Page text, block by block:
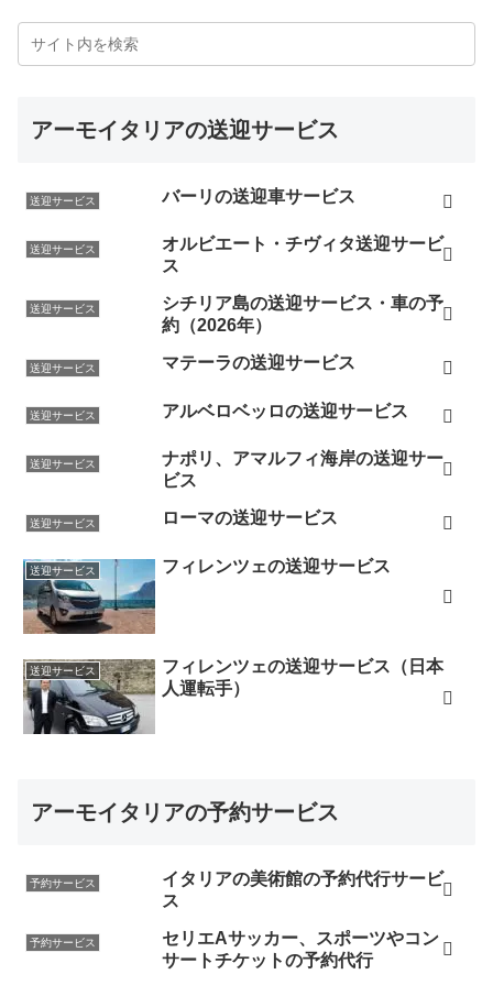
アーモイタリアの送迎サービス
送迎サービス バーリの送迎車サービス
送迎サービス
オルビエート・チヴィタ送迎サービ
ス
送迎サービス
シチリア島の送迎サービス・車の予
約（2026年）
送迎サービス マテーラの送迎サービス
送迎サービス アルベロベッロの送迎サービス
送迎サービス
ナポリ、アマルフィ海岸の送迎サー
ビス
送迎サービス ローマの送迎サービス
送迎サービス フィレンツェの送迎サービス
送迎サービス
フィレンツェの送迎サービス（日本
人運転手）
アーモイタリアの予約サービス
予約サービス
イタリアの美術館の予約代行サービ
ス
予約サービス
セリエAサッカー、スポーツやコン
サートチケットの予約代行